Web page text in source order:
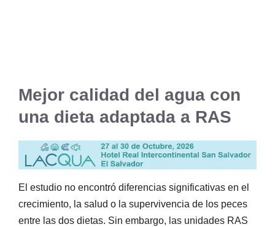
Mejor calidad del agua con
una dieta adaptada a RAS
El estudio no encontró diferencias significativas en el
crecimiento, la salud o la supervivencia de los peces
entre las dos dietas. Sin embargo, las unidades RAS